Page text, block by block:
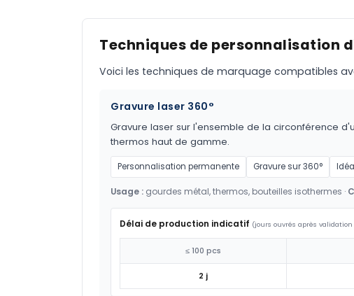
Techniques de personnalisation
Voici les techniques de marquage compatibles
Gravure laser 360°
Gravure laser sur l'ensemble de la circonférence
thermos haut de gamme.
Personnalisation permanente Gravure sur 360°
Usage : gourdes métal, thermos, bouteilles isothermes ·
Délai de production indicatif (jours ouvrés après validation
≤ 100 pcs
2 j